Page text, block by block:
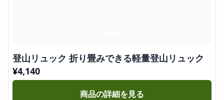
登山リュック 折り畳みできる軽量登山リュック
¥4,140
商品の詳細を見る